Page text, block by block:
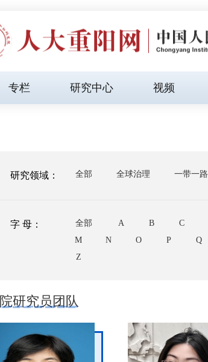
专栏 研究中心 视频
研究领域： 全部 全球治理 一带一路
字 母： 全部 A B C
M
N O P Q
Z
研究员团队